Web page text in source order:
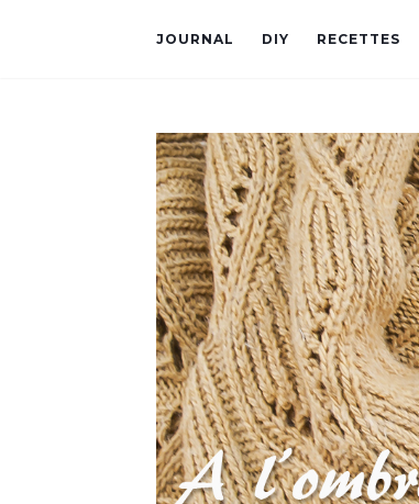
JOURNAL DIY RECETTES